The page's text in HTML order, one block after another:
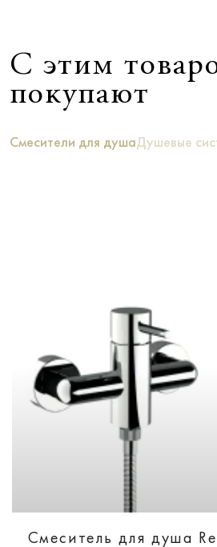
С этим
покупают
Смесители для душаДушевые
Смеситель для душа